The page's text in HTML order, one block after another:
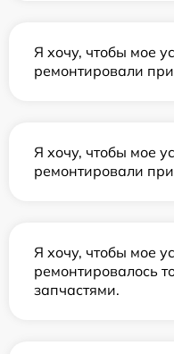
Я хочу, чтобы мое
ремонтировали
Я хочу, чтобы мое
ремонтировали
Я хочу, чтобы мое
ремонтировалось
запчастями.